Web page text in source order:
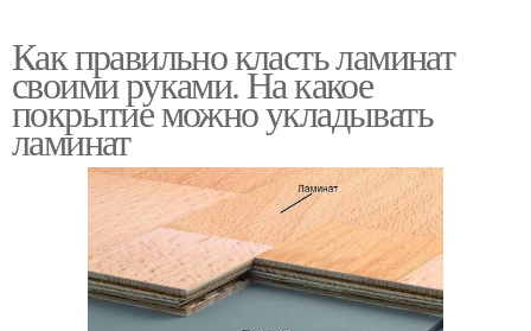
Как правильно класть ламинат
своими руками. На какое
покрытие можно укладывать
ламинат